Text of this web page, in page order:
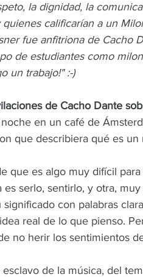
la dignidad, la
quienes calificarían a un
fue anfitriona de Cacho
de estudiantes como
un trabajo!" :-)
de Cacho Dante
en un café de
que describiera qué es un
que es algo muy difícil
es serlo, sentirlo, y otra,
con palabras
real de lo que pienso.
no herir los sentimientos
de la música, del